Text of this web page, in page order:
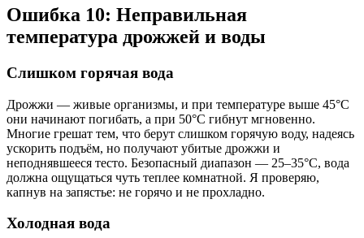
Ошибка 10: Неправильная
температура дрожжей и воды
Слишком горячая вода
Дрожжи — живые организмы, и при температуре выше 45°C
они начинают погибать, а при 50°C гибнут мгновенно.
Многие грешат тем, что берут слишком горячую воду, надеясь
ускорить подъём, но получают убитые дрожжи и
неподнявшееся тесто. Безопасный диапазон — 25–35°C, вода
должна ощущаться чуть теплее комнатной. Я проверяю,
капнув на запястье: не горячо и не прохладно.
Холодная вода